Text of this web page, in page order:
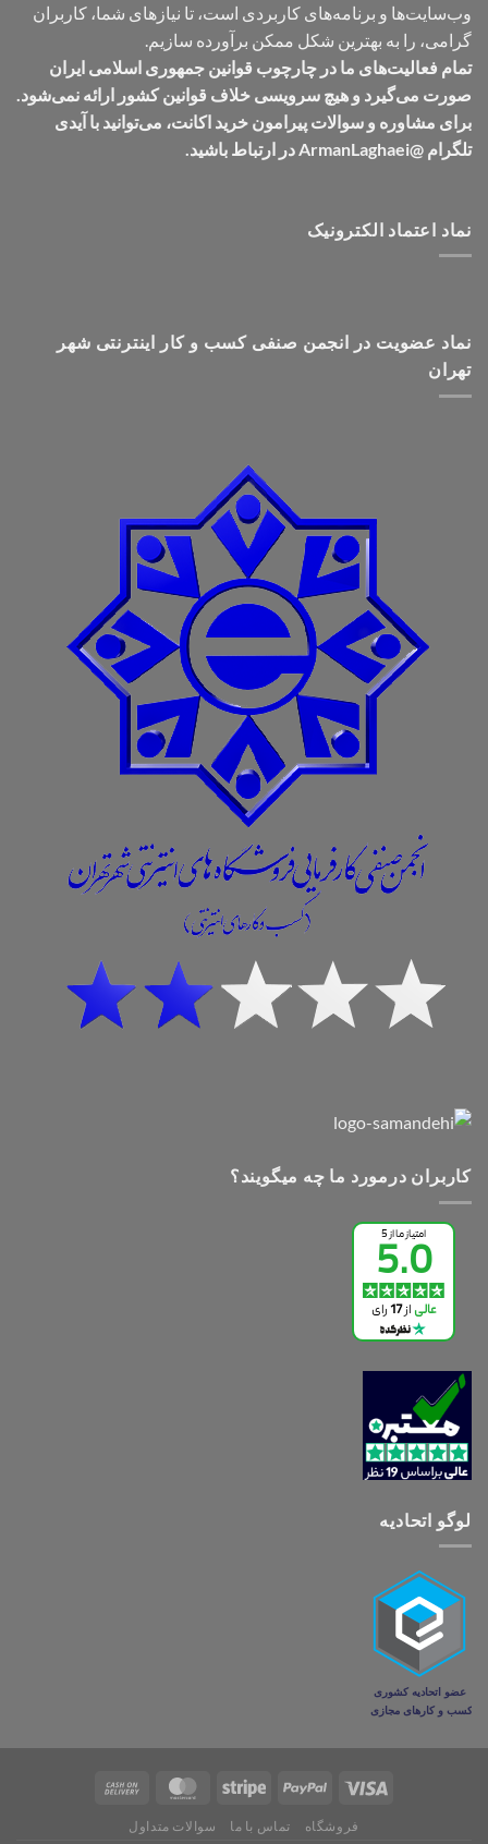
وب‌سایت‌ها و برنامه‌های کاربردی است، تا نیازهای شما، کاربران
گرامی، را به بهترین شکل ممکن برآورده سازیم.
تمام فعالیت‌های ما در چارچوب قوانین جمهوری اسلامی ایران
صورت می‌گیرد و هیچ سرویسی خلاف قوانین کشور ارائه نمی‌شود.
برای مشاوره و سوالات پیرامون خرید اکانت، می‌توانید با آیدی
تلگرام @ArmanLaghaei در ارتباط باشید.
نماد اعتماد الکترونیک
نماد عضویت در انجمن صنفی کسب و کار اینترنتی شهر
تهران
کاربران درمورد ما چه میگویند؟
لوگو اتحادیه
فروشگاه تماس با ما سوالات متداول